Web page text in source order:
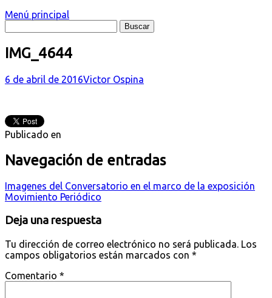
Menú principal
IMG_4644
6 de abril de 2016Victor Ospina
Publicado en
Navegación de entradas
Imagenes del Conversatorio en el marco de la exposición
Movimiento Periódico
Deja una respuesta
Tu dirección de correo electrónico no será publicada. Los
campos obligatorios están marcados con *
Comentario *